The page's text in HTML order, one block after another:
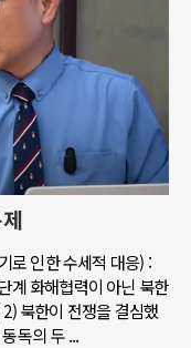
로 인한 수세적 대응) :
계 화해협력이 아닌 북한
북한이 전쟁을 결심했
독의 두 ...